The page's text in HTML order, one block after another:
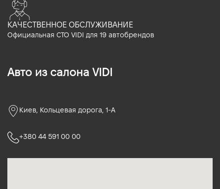
КАЧЕСТВЕННОЕ ОБСЛУЖИВАНИЕ
Официальная СТО VIDI для 19 автобрендов
Авто из салона VIDI
Киев, Кольцевая дорога, 1-А
+380 44 591 00 00